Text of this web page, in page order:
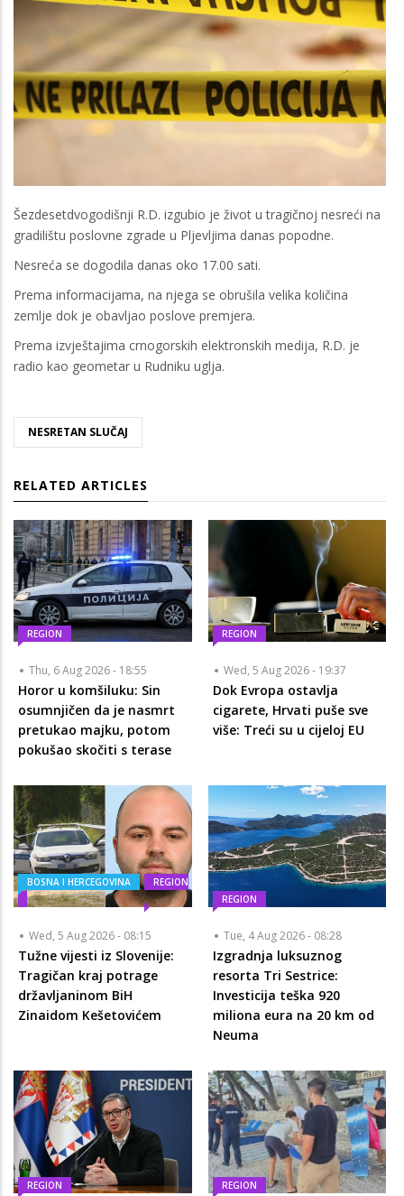
Šezdesetdvogodišnji R.D. izgubio je život u tragičnoj nesreći na
gradilištu poslovne zgrade u Pljevljima danas popodne.
Nesreća se dogodila danas oko 17.00 sati.
Prema informacijama, na njega se obrušila velika količina
zemlje dok je obavljao poslove premjera.
Prema izvještajima crnogorskih elektronskih medija, R.D. je
radio kao geometar u Rudniku uglja.
NESRETAN SLUČAJ
RELATED ARTICLES
REGION
Thu, 6 Aug 2026 - 18:55
Horor u komšiluku: Sin
osumnjičen da je nasmrt
pretukao majku, potom
pokušao skočiti s terase
REGION
Wed, 5 Aug 2026 - 19:37
Dok Evropa ostavlja
cigarete, Hrvati puše sve
više: Treći su u cijeloj EU
BOSNA I HERCEGOVINA REGION
Wed, 5 Aug 2026 - 08:15
Tužne vijesti iz Slovenije:
Tragičan kraj potrage
državljaninom BiH
Zinaidom Kešetovićem
REGION
Tue, 4 Aug 2026 - 08:28
Izgradnja luksuznog
resorta Tri Sestrice:
Investicija teška 920
miliona eura na 20 km od
Neuma
REGION REGION